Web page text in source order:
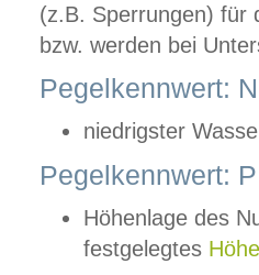
(z.B. Sperrungen) für
bzw. werden bei
Pegelkennwert:
niedrigster
Pegelkennwert:
Höhenlage des
festgelegtes